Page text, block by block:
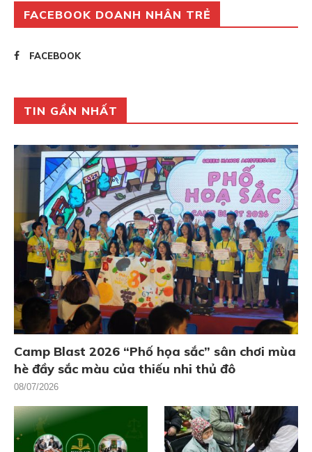
FACEBOOK DOANH NHÂN TRẺ
FACEBOOK
TIN GẦN NHẤT
Camp Blast 2026 “Phố họa sắc” sân chơi mùa
hè đầy sắc màu của thiếu nhi thủ đô
08/07/2026